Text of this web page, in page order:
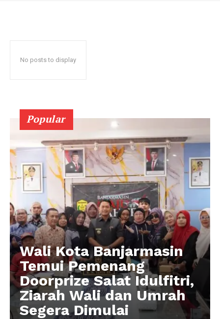
No posts to display
Popular
Wali Kota Banjarmasin
Temui Pemenang
Doorprize Salat Idulfitri,
Ziarah Wali dan Umrah
Segera Dimulai